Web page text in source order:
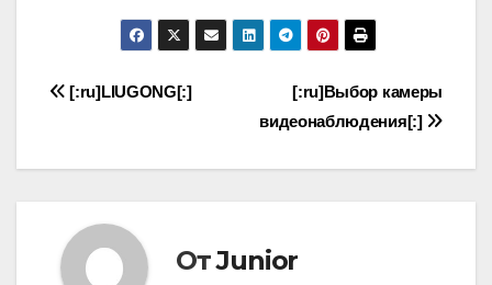
Навигация
[:ru]Выбор камеры
видеонаблюдения[:]
[:ru]LIUGONG[:]
ОтJunior